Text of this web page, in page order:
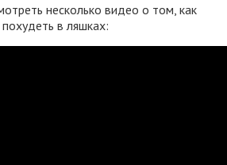
несколько видео о том, как
в ляшках: